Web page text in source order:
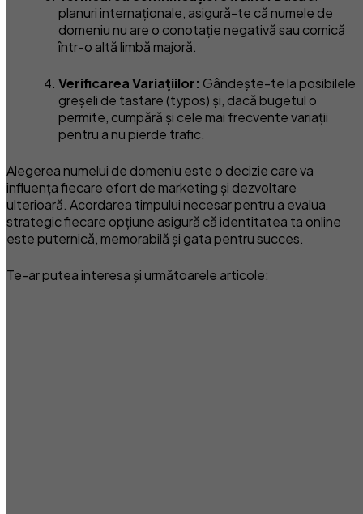
planuri internaționale, asigură-te că numele de
domeniu nu are o conotație negativă sau comică
într-o altă limbă majoră.
Verificarea Variațiilor: Gândește-te la posibilele
greșeli de tastare (typos) și, dacă bugetul o
permite, cumpără și cele mai frecvente variații
pentru a nu pierde trafic.
Alegerea numelui de domeniu este o decizie care va
influența fiecare efort de marketing și dezvoltare
ulterioară. Acordarea timpului necesar pentru a evalua
strategic fiecare opțiune asigură că identitatea ta online
este puternică, memorabilă și gata pentru succes.
Te-ar putea interesa și următoarele articole: